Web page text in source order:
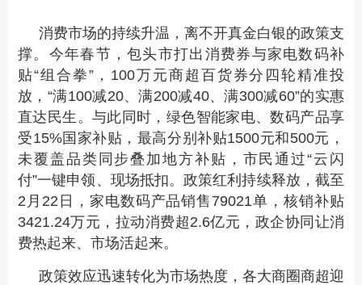
消费市场的持续升温，离不开真金白银的政策支
撑。今年春节，包头市打出消费券与家电数码补
贴“组合拳”，100万元商超百货券分四轮精准投
放，“满100减20、满200减40、满300减60”的实惠
直达民生。与此同时，绿色智能家电、数码产品享
受15%国家补贴，最高分别补贴1500元和500元，
未覆盖品类同步叠加地方补贴，市民通过“云闪
付”一键申领、现场抵扣。政策红利持续释放，截至
2月22日，家电数码产品销售79021单，核销补贴
3421.24万元，拉动消费超2.6亿元，政企协同让消
费热起来、市场活起来。
政策效应迅速转化为市场热度，各大商圈商超迎